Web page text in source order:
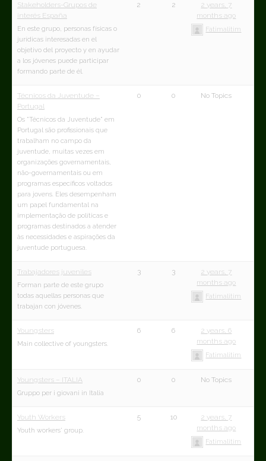
Stakeholders-Grupos de
interés España
En este grupo, personas físicas o
jurídicas interesadas en el
objetivo del proyecto y en ayudar
a los jóvenes puede participar
formando parte de él.
2 2
2 years, 7
months ago
Fatimalitim
Técnicos da Juventude –
Portugal
Os "Técnicos da Juventude" em
Portugal são profissionais que
trabalham no campo da
juventude, muitas vezes em
organizações governamentais,
não-governamentais ou em
programas específicos voltados
para jovens. Eles desempenham
um papel fundamental na
implementação de políticas e
programas destinados a atender
às necessidades e aspirações da
juventude portuguesa.
0 0 No Topics
Trabajadores juveniles
Forman parte de este grupo
todas aquellas personas que
trabajan con jóvenes.
3 3
2 years, 7
months ago
Fatimalitim
Youngsters
Main collective of youngsters.
6 6
2 years, 6
months ago
Fatimalitim
Youngsters – ITALIA
Gruppo per i giovani in Italia
0 0 No Topics
Youth Workers
Youth workers' group.
5 10
2 years, 7
months ago
Fatimalitim